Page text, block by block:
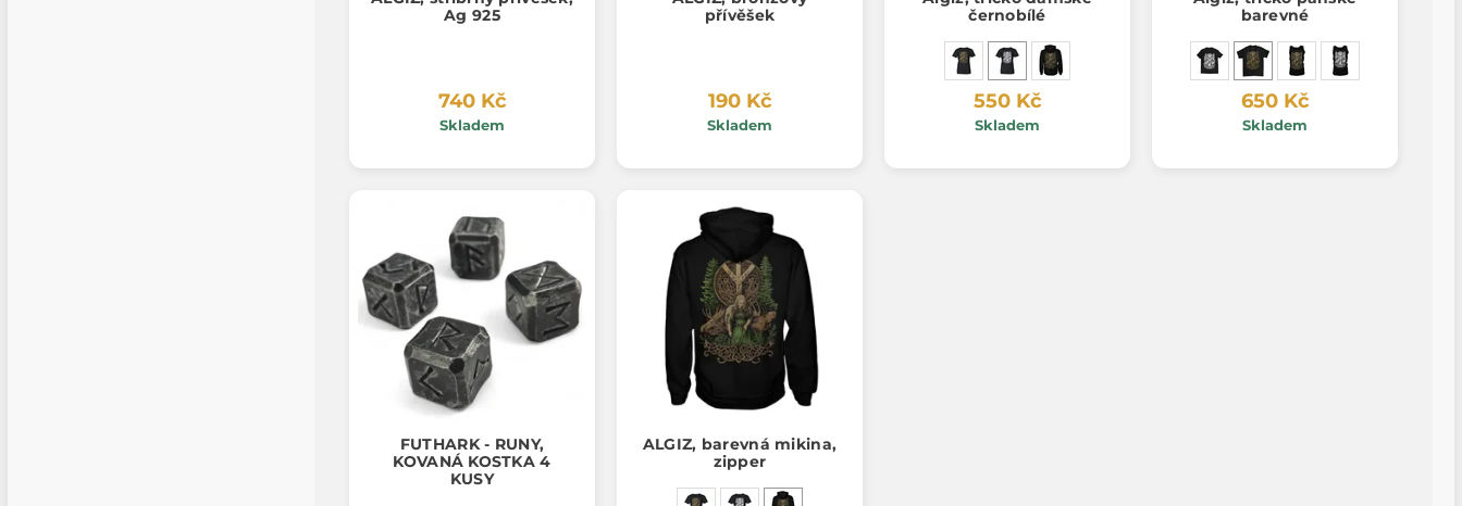
Ag 925
740 Kč
Skladem
přívěšek
190 Kč
Skladem
černobílé
550 Kč
Skladem
barevné
650 Kč
Skladem
FUTHARK - RUNY,
KOVANÁ KOSTKA 4
KUSY
ALGIZ, barevná mikina,
zipper